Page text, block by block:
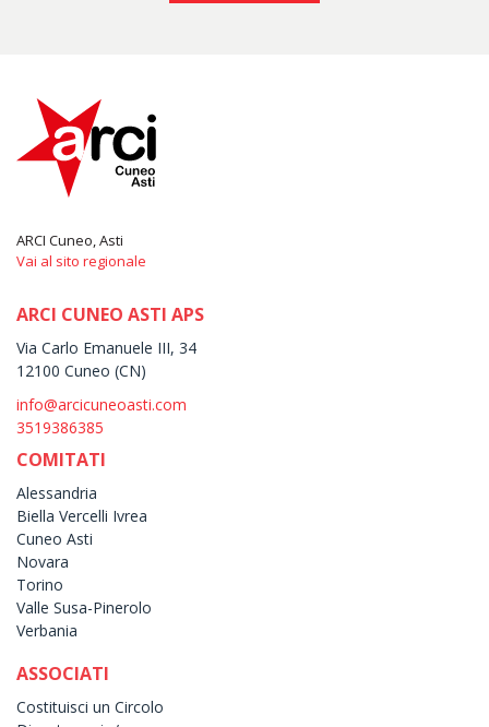
ARCI Cuneo, Asti
Vai al sito regionale
ARCI CUNEO ASTI APS
Via Carlo Emanuele III, 34
12100 Cuneo (CN)
info@arcicuneoasti.com
3519386385
COMITATI
Alessandria
Biella Vercelli Ivrea
Cuneo Asti
Novara
Torino
Valle Susa-Pinerolo
Verbania
ASSOCIATI
Costituisci un Circolo